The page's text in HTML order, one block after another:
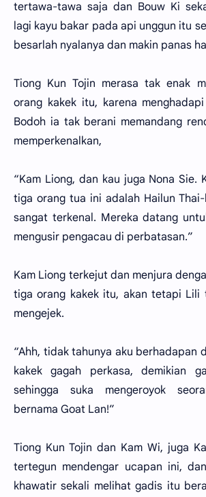
tertawa-tawa saja dan Bouw Ki
lagi kayu bakar pada api unggun itu
besarlah nyalanya dan makin panas
Tiong Kun Tojin merasa tak enak
orang kakek itu, karena
Bodoh ia tak berani memandang
memperkenalkan,
“Kam Liong, dan kau juga Nona Sie.
tiga orang tua ini adalah Hailun
sangat terkenal. Mereka datang
mengusir pengacau di perbatasan.”
Kam Liong terkejut dan menjura
tiga orang kakek itu, akan tetapi
mengejek.
“Ahh, tidak tahunya aku berhadapan
kakek gagah perkasa, demikian
sehingga suka mengeroyok
bernama Goat Lan!”
Tiong Kun Tojin dan Kam Wi, juga
tertegun mendengar ucapan ini,
khawatir sekali melihat gadis itu